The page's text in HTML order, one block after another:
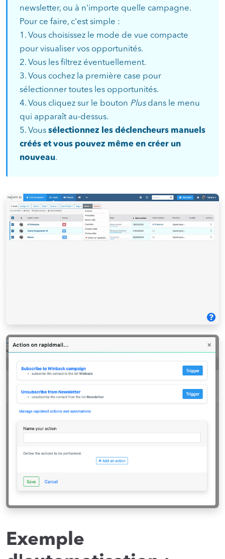
newsletter, ou à n'importe quelle campagne.
Pour ce faire, c'est simple :
1. Vous choisissez le mode de vue compacte
pour visualiser vos opportunités.
2. Vous les filtrez éventuellement.
3. Vous cochez la première case pour
sélectionner toutes les opportunités.
4. Vous cliquez sur le bouton Plusdans le menu
qui apparaît au-dessus.
5. Vous sélectionnez les déclencheurs manuels
créés et vous pouvez même en créer un
nouveau.
Exemple